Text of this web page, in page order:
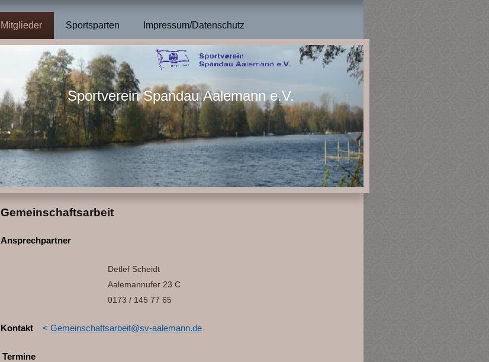
Mitglieder Sportsparten Impressum/Datenschutz
Sportverein Spandau Aalemann e.V.
Gemeinschaftsarbeit
Ansprechpartner
Detlef Scheidt
Aalemannufer 23 C
0173 / 145 77 65
Kontakt< Gemeinschaftsarbeit@sv-aalemann.de
Termine